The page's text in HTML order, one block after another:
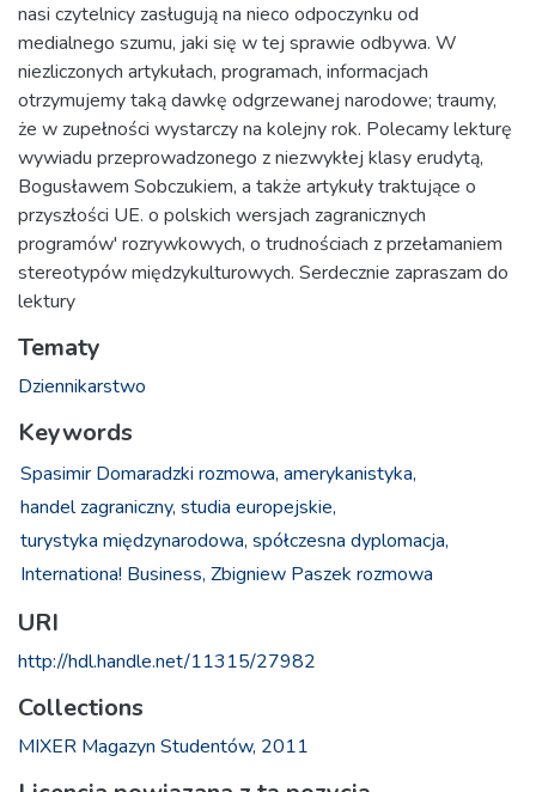
nasi czytelnicy zasługują na nieco odpoczynku od
medialnego szumu, jaki się w tej sprawie odbywa. W
niezliczonych artykułach, programach, informacjach
otrzymujemy taką dawkę odgrzewanej narodowe; traumy,
że w zupełności wystarczy na kolejny rok. Polecamy lekturę
wywiadu przeprowadzonego z niezwykłej klasy erudytą,
Bogusławem Sobczukiem, a także artykuły traktujące o
przyszłości UE. o polskich wersjach zagranicznych
programów' rozrywkowych, o trudnościach z przełamaniem
stereotypów międzykulturowych. Serdecznie zapraszam do
lektury
Tematy
Dziennikarstwo
Keywords
Spasimir Domaradzki rozmowa, amerykanistyka,
handel zagraniczny, studia europejskie,
turystyka międzynarodowa, spółczesna dyplomacja,
Internationa! Business, Zbigniew Paszek rozmowa
URI
http://hdl.handle.net/11315/27982
Collections
MIXER Magazyn Studentów, 2011